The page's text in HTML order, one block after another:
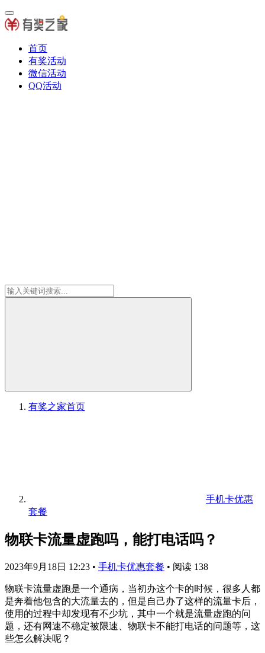
首页
有奖活动
微信活动
QQ活动
有奖之家首页
手机卡优惠
套餐
物联卡流量虚跑吗，能打电话吗？
2023年9月18日 12:23 • 手机卡优惠套餐 • 阅读 138
物联卡流量虚跑是一个通病，当初办这个卡的时候，很多人都
是奔着他包含的大流量去的，但是自己办了这样的流量卡后，
使用的过程中却发现有不少坑，其中一个就是流量虚跑的问
题，还有网速不稳定被限速、物联卡不能打电话的问题等，这
些怎么解决呢？